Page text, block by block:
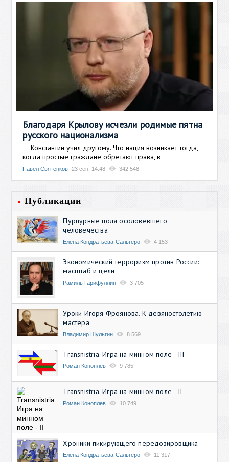
Благодаря Крылову исчезли родимые пятна
русского национализма
Константин учил другому. Что нация возникает тогда,
когда простые граждане обретают права, в
Павел Святенков 23 сен, 14:48 342 548
Публикации
Пурпурные поля осоловевшего
человечества
Елена Кондратьева-Сальгеро 4 153
Экономический терроризм против России:
масштаб и цели
Рамиль Гарифуллин 3 705
Уроки Игоря Фроянова. К девяностолетию
мастера
Владимир Шульгин 8 569
Transnistria. Игра на минном поле - III
Роман Коноплев 9 785
Transnistria. Игра на минном поле - II
Роман Коноплев 10 749
Хроники пикирующего передозировщика
Елена Кондратьева-Сальгеро 11 317